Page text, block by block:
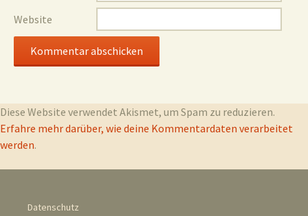
Website
Diese Website verwendet Akismet, um Spam zu reduzieren.
Erfahre mehr darüber, wie deine Kommentardaten verarbeitet
werden.
Datenschutz